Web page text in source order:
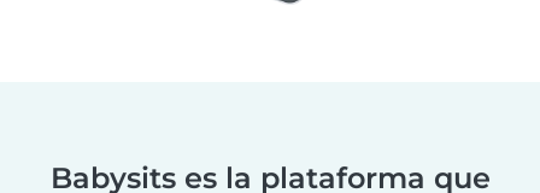
Babysits es la plataforma que